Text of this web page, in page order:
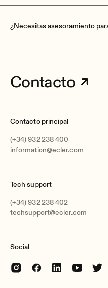
¿Necesitas asesoramiento
Contacto
Contacto principal
(+34) 932 238 400
information@ecler.com
Tech support
(+34) 932 238 402
techsupport@ecler.com
Social